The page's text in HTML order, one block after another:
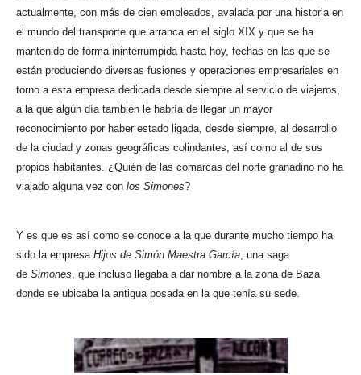
actualmente, con más de cien empleados, avalada por una historia en
el mundo del transporte que arranca en el siglo XIX y que se ha
mantenido de forma ininterrumpida hasta hoy, fechas en las que se
están produciendo diversas fusiones y operaciones empresariales en
torno a esta empresa dedicada desde siempre al servicio de viajeros,
a la que algún día también le habría de llegar un mayor
reconocimiento por haber estado ligada, desde siempre, al desarrollo
de la ciudad y zonas geográficas colindantes, así como al de sus
propios habitantes. ¿Quién de las comarcas del norte granadino no ha
viajado alguna vez con los Simones?
Y es que es así como se conoce a la que durante mucho tiempo ha
sido la empresa Hijos de Simón Maestra García, una saga
de Simones, que incluso llegaba a dar nombre a la zona de Baza
donde se ubicaba la antigua posada en la que tenía su sede.